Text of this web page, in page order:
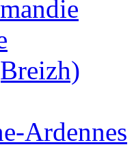
Ardennes